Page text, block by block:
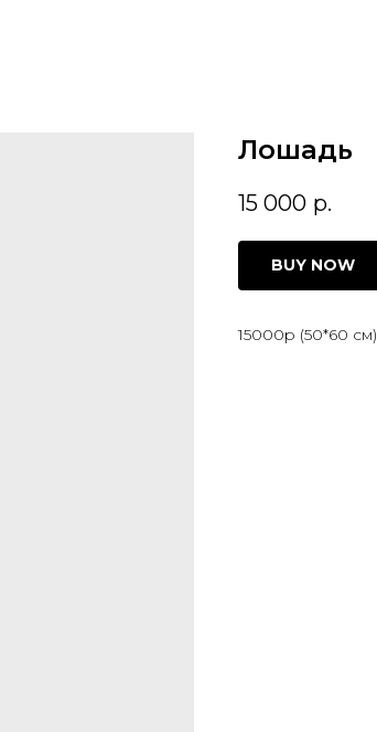
Лошадь
15 000 р.
BUY NOW
15000р (50*60 см)